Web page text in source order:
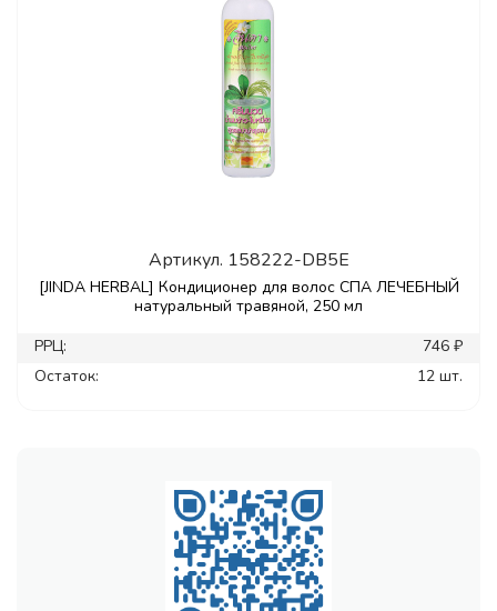
Артикул. 158222-DB5E
[JINDA HERBAL] Кондиционер для волос СПА ЛЕЧЕБНЫЙ
натуральный травяной, 250 мл
РРЦ:
746 ₽
Остаток:
12 шт.